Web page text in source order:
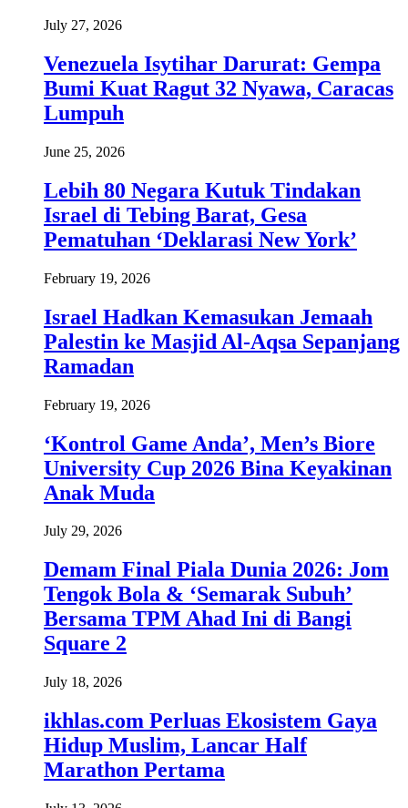
July 27, 2026
Venezuela Isytihar Darurat: Gempa
Bumi Kuat Ragut 32 Nyawa, Caracas
Lumpuh
June 25, 2026
Lebih 80 Negara Kutuk Tindakan
Israel di Tebing Barat, Gesa
Pematuhan ‘Deklarasi New York’
February 19, 2026
Israel Hadkan Kemasukan Jemaah
Palestin ke Masjid Al-Aqsa Sepanjang
Ramadan
February 19, 2026
‘Kontrol Game Anda’, Men’s Biore
University Cup 2026 Bina Keyakinan
Anak Muda
July 29, 2026
Demam Final Piala Dunia 2026: Jom
Tengok Bola & ‘Semarak Subuh’
Bersama TPM Ahad Ini di Bangi
Square 2
July 18, 2026
ikhlas.com Perluas Ekosistem Gaya
Hidup Muslim, Lancar Half
Marathon Pertama